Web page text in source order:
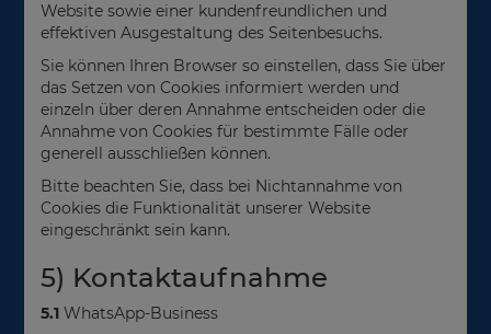
Website sowie einer kundenfreundlichen und
effektiven Ausgestaltung des Seitenbesuchs.
Sie können Ihren Browser so einstellen, dass Sie über
das Setzen von Cookies informiert werden und
einzeln über deren Annahme entscheiden oder die
Annahme von Cookies für bestimmte Fälle oder
generell ausschließen können.
Bitte beachten Sie, dass bei Nichtannahme von
Cookies die Funktionalität unserer Website
eingeschränkt sein kann.
5) Kontaktaufnahme
5.1 WhatsApp-Business